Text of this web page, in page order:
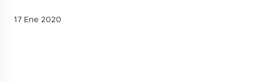
17 Ene 2020